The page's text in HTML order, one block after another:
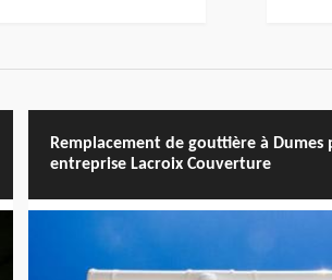
Remplacement de gouttière à Dumes
entreprise Lacroix Couverture